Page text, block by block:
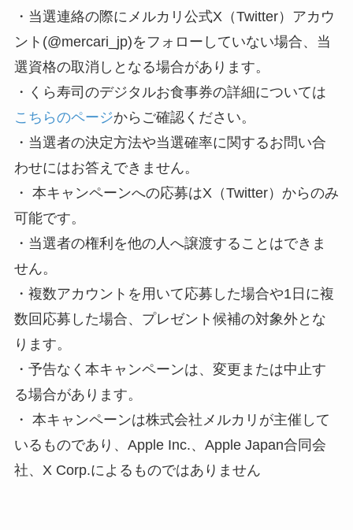
・当選連絡の際にメルカリ公式X（Twitter）アカウ
ント(@mercari_jp)をフォローしていない場合、当
選資格の取消しとなる場合があります。
・くら寿司のデジタルお食事券の詳細については
こちらのページからご確認ください。
・当選者の決定方法や当選確率に関するお問い合
わせにはお答えできません。
・ 本キャンペーンへの応募はX（Twitter）からのみ
可能です。
・当選者の権利を他の人へ譲渡することはできま
せん。
・複数アカウントを用いて応募した場合や1日に複
数回応募した場合、プレゼント候補の対象外とな
ります。
・予告なく本キャンペーンは、変更または中止す
る場合があります。
・ 本キャンペーンは株式会社メルカリが主催して
いるものであり、Apple Inc.、Apple Japan合同会
社、X Corp.によるものではありません